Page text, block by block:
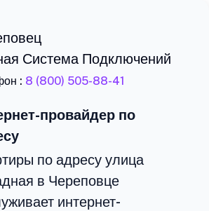
Система Подключений
: 8 (800) 505-88-41
провайдер по
по адресу улица
в Череповце
интернет-